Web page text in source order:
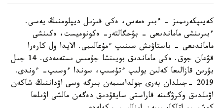
كەيىپكەرىمىز - ءبىر ەمەس، ەكى قىزىل ديپلومنىڭ يەسى.
ءبىرىنشى ماماندىعى - بۋحگالتەر- ەكونوميست، ەكىنشى
ماماندىعى - باستاۋىش سىنىپ ءمۇعالىمى. الايدا ول كارەرا
قۋعان جوق. ەكى ماماندىق بويىنشا جۇمىس ىستەمەدى. 14 جىل
بۇرىن قازالىعا كەلىن بولىپ ءتۇسىپ، سوندا ءوسىپ- ءوندى.
2019 -جىلدان بەرى جولداسىمەن بىرگە وسى اۋداننىڭ شاكەن
اۋىلدىق وكرۋگىنە قاراستى سايقۇدىق دەگەن مالشى اۋىلعا